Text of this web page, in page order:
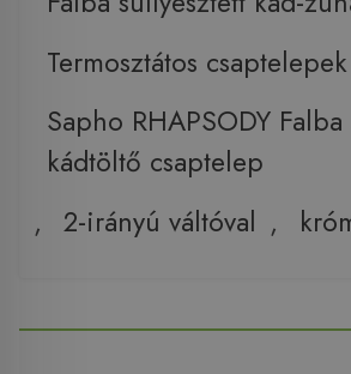
Termosztátos csaptelepek
Sapho RHAPSODY
kádtöltő csaptelep
, 2-irányú váltóval ,